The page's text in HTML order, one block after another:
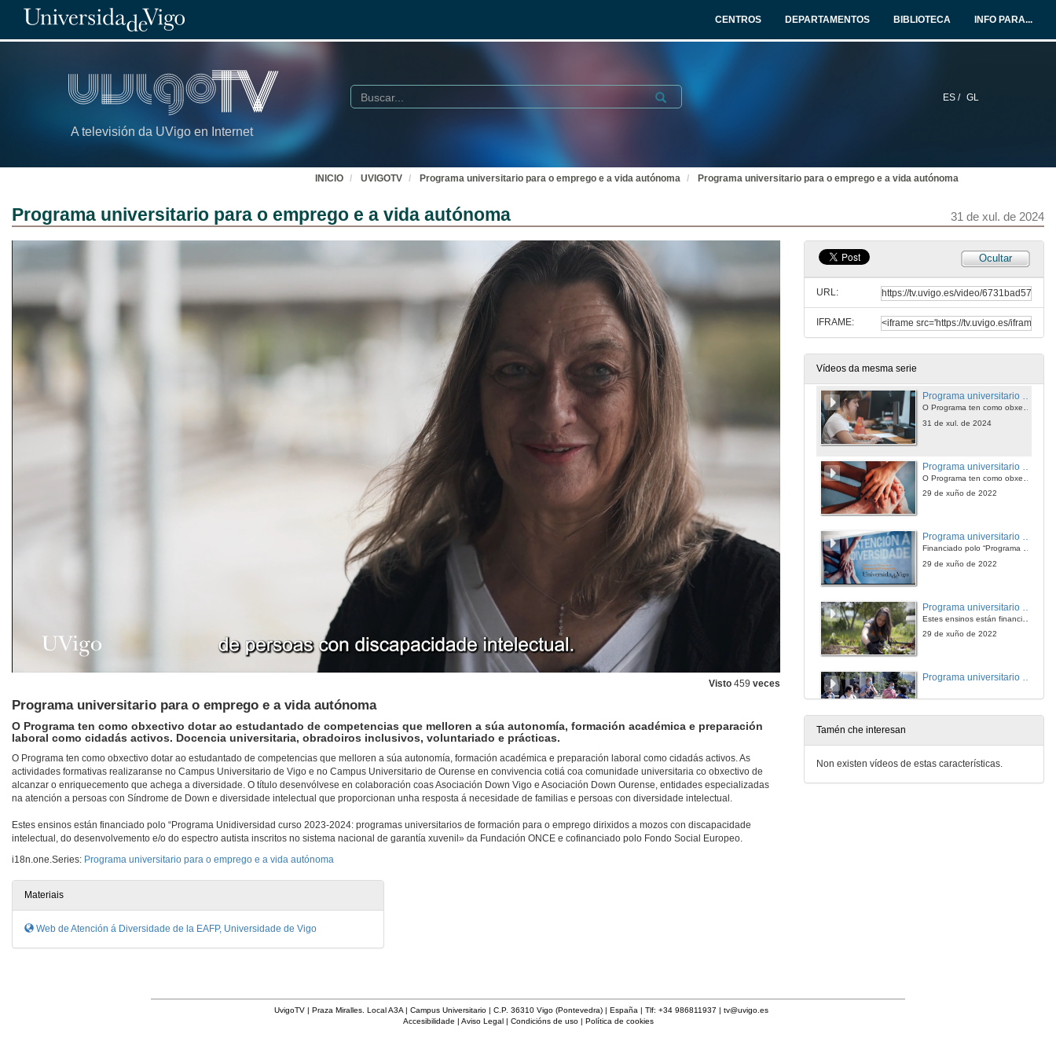
CENTROS DEPARTAMENTOS BIBLIOTECA INFO PARA...
A televisión da UVigo en Internet
ES / GL
Buscar Submit
INICIO UVIGOTV Programa universitario para o emprego e a vida autónoma Programa universitario para o emprego e a vida autónoma
Programa universitario para o emprego e a vida autónoma 31 de xul. de 2024
Visto 459 veces
Programa universitario para o emprego e a vida autónoma
O Programa ten como obxectivo dotar ao estudantado de competencias que melloren a súa autonomía, formación académica e preparación
laboral como cidadás activos. Docencia universitaria, obradoiros inclusivos, voluntariado e prácticas.
O Programa ten como obxectivo dotar ao estudantado de competencias que melloren a súa autonomía, formación académica e preparación laboral como cidadás activos. As
actividades formativas realizaranse no Campus Universitario de Vigo e no Campus Universitario de Ourense en convivencia cotiá coa comunidade universitaria co obxectivo de
alcanzar o enriquecemento que achega a diversidade. O título desenvólvese en colaboración coas Asociación Down Vigo e Asociación Down Ourense, entidades especializadas
na atención a persoas con Síndrome de Down e diversidade intelectual que proporcionan unha resposta á necesidade de familias e persoas con diversidade intelectual.
Estes ensinos están financiado polo “Programa Unidiversidad curso 2023-2024: programas universitarios de formación para o emprego dirixidos a mozos con discapacidade
intelectual, do desenvolvemento e/o do espectro autista inscritos no sistema nacional de garantía xuvenil» da Fundación ONCE e cofinanciado polo Fondo Social Europeo.
i18n.one.Series: Programa universitario para o emprego e a vida autónoma
Materiais
Web de Atención á Diversidade de la EAFP, Universidade de Vigo
Ocultar
URL:
IFRAME:
Vídeos da mesma serie
Programa universitario para o emprego e a vida autónoma
O Programa ten como obxectivo dotar ao estudantado de competencias que melloren a súa autonomía, formación académica e preparación laboral como cidadás activos. Docencia universitaria, obradoiros inclusivos, voluntariado e prácticas.
31 de xul. de 2024
O Programa ten como obxectivo dotar ao estudantado de competencias que melloren a súa autonomía, formación académica e preparación laboral como cidadás activos. Docencia universitaria, obradoiros inclusivos, voluntariado e prácticas.
29 de xuño de 2022
Programa universitario para o emprego e a vida autónoma. Curso 2021-22
Financiado polo “Programa Unidiversidad curso 2021-2022: programas universitarios de formación para el empleo dirigidos a jóvenes con discapacidad intelectual inscritos en el sistema nacional de garantía juvenil” da Fundación ONCE e cofinanciado polo Fondo Social Europeo.
29 de xuño de 2022
Estes ensinos están financiado polo “Programa Unidiversidad curso 2021-2022: programas universitarios de formación para el empleo dirigidos a jóvenes con discapacidad intelectual inscritos en el sistema nacional de garantía juvenil” da Fundación ONCE e cofinanciado polo Fondo Social Europeo.
29 de xuño de 2022
Programa universitario para o emprego e a vida autónoma. Obradorios. Curso 2021-22
Tamén che interesan
Non existen vídeos de estas características.
UvigoTV | Praza Miralles. Local A3A | Campus Universitario | C.P. 36310 Vigo (Pontevedra) | España | Tlf: +34 986811937 | tv@uvigo.es
Accesibilidade | Aviso Legal| Condicións de uso| Política de cookies